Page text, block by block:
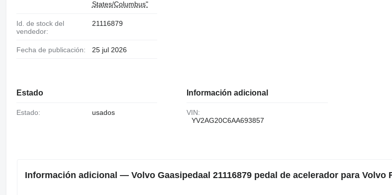
States/Columbus"
Id. de stock del
vendedor:
21116879
Fecha de publicación: 25 jul 2026
Estado
Estado: usados
Información adicional
VIN:
YV2AG20C6AA693857
Información adicional — Volvo Gaasipedaal 21116879 pedal de acelerador para Volvo